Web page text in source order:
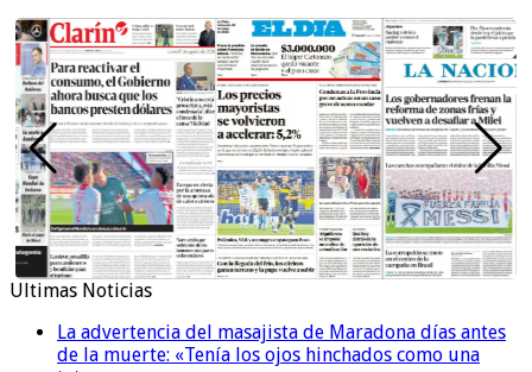
Ultimas Noticias
La advertencia del masajista de Maradona días antes
de la muerte: «Tenía los ojos hinchados como una